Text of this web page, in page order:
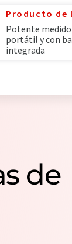
Producto de
Potente
portátil y con
integrada
de